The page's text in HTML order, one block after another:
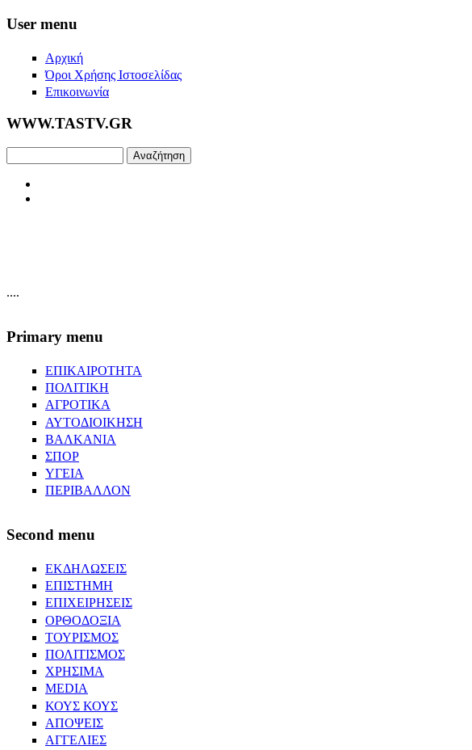
Skip to main content
User menu
Αρχική
Όροι Χρήσης Ιστοσελίδας
Επικοινωνία
WWW.TASTV.GR
....
Primary menu
ΕΠΙΚΑΙΡΟΤΗΤΑ
ΠΟΛΙΤΙΚΗ
ΑΓΡΟΤΙΚΑ
ΑΥΤΟΔΙΟΙΚΗΣΗ
ΒΑΛΚΑΝΙΑ
ΣΠΟΡ
ΥΓΕΙΑ
ΠΕΡΙΒΑΛΛΟΝ
Second menu
ΕΚΔΗΛΩΣΕΙΣ
ΕΠΙΣΤΗΜΗ
ΕΠΙΧΕΙΡΗΣΕΙΣ
ΟΡΘΟΔΟΞΙΑ
ΤΟΥΡΙΣΜΟΣ
ΠΟΛΙΤΙΣΜΟΣ
ΧΡΗΣΙΜΑ
MEDIA
ΚΟΥΣ ΚΟΥΣ
ΑΠΟΨΕΙΣ
ΑΓΓΕΛΙΕΣ